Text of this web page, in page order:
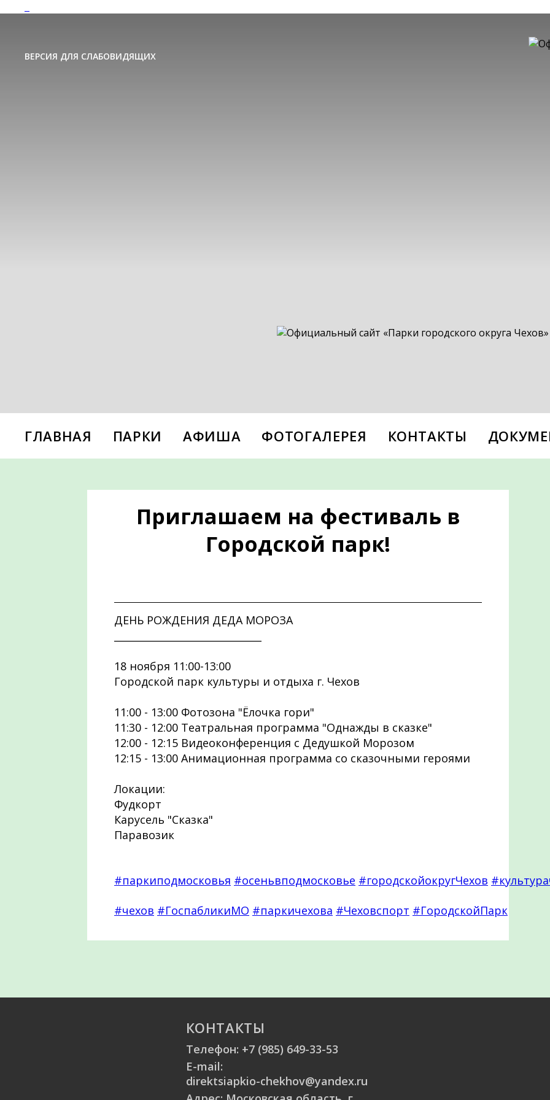
ВЕРСИЯ ДЛЯ СЛАБОВИДЯЩИХ
ГЛАВНАЯ ПАРКИ АФИША ФОТОГАЛЕРЕЯ КОНТАКТЫ
Приглашаем на фестиваль в
Городской парк!
ДЕНЬ РОЖДЕНИЯ ДЕДА МОРОЗА
18 ноября 11:00-13:00
Городской парк культуры и отдыха г. Чехов
11:00 - 13:00 Фотозона "Ёлочка гори"
11:30 - 12:00 Театральная программа "Однажды в сказке"
12:00 - 12:15 Видеоконференция с Дедушкой Морозом
12:15 - 13:00 Анимационная программа со сказочными героями
Локации:
Фудкорт
Карусель "Сказка"
Паравозик
#паркиподмосковья #осеньвподмосковье #городскойокругЧехов
#чехов #ГоспабликиМО #паркичехова #Чеховспорт #ГородскойПарк
КОНТАКТЫ
Телефон: +7 (985) 649-33-53
E-mail:
direktsiapkio-chekhov@yandex.ru